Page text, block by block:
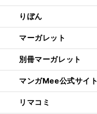
りぼん
マーガレット
別冊マーガレット
マンガMee公式サイト
リマコミ